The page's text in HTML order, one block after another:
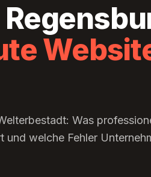
Was
welche Fehler